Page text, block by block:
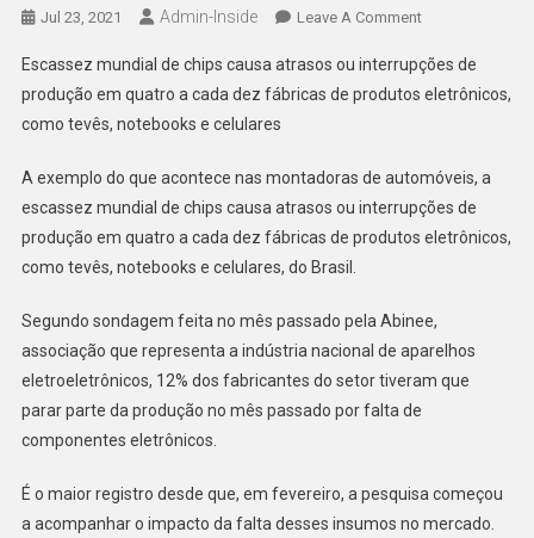
Jul 23, 2021 Admin-Inside Leave A CommentOn
De
Chips
De
12%
Das
Escassez mundial de chips causa atrasos ou interrupções de
produção em quatro a cada dez fábricas de produtos eletrônicos,
como tevês, notebooks e celulares
A exemplo do que acontece nas montadoras de automóveis, a
escassez mundial de chips causa atrasos ou interrupções de
produção em quatro a cada dez fábricas de produtos eletrônicos,
como tevês, notebooks e celulares, do Brasil.
Segundo sondagem feita no mês passado pela Abinee,
associação que representa a indústria nacional de aparelhos
eletroeletrônicos, 12% dos fabricantes do setor tiveram que
parar parte da produção no mês passado por falta de
componentes eletrônicos.
É o maior registro desde que, em fevereiro, a pesquisa começou
a acompanhar o impacto da falta desses insumos no mercado.